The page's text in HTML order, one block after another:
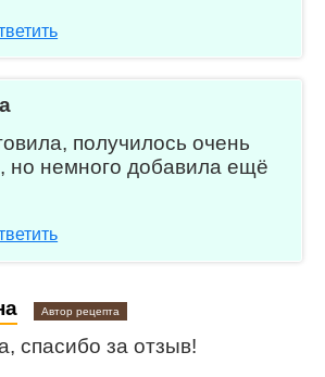
получилось очень
но немного добавила ещё
Автор рецепта
спасибо за отзыв!